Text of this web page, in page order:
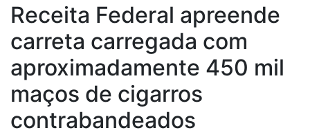
Receita Federal apreende
carreta carregada com
aproximadamente 450 mil
maços de cigarros
contrabandeados